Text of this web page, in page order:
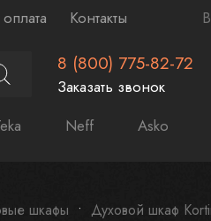
Контакты
8 (800) 775-82-72
Заказать звонок
Neff Asko
шкафы Духовой шкаф